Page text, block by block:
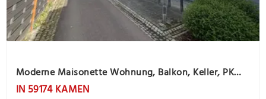
Moderne Maisonette Wohnung, Balkon, Keller, PKW Stlpl. -offene Besichtigung 26.8. von 16.00 - 17.00
IN 59174 KAMEN